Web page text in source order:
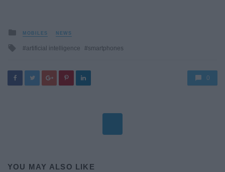
Posted
MOBILES NEWS
Tagged
artificial intelligence smartphones
0
YOU MAY ALSO LIKE